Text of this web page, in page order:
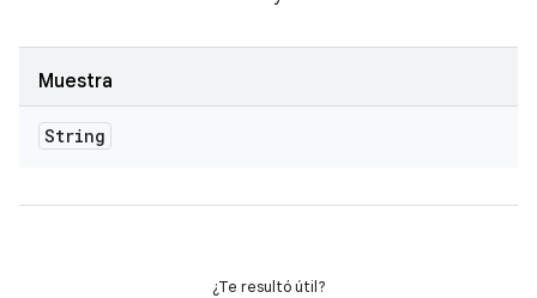
Muestra
String
¿Te resultó útil?